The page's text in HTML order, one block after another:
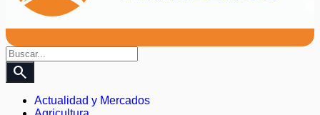
search
Actualidad y Mercados